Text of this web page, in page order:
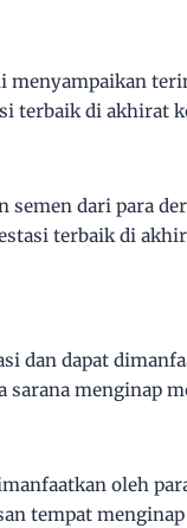
menyampaikan
terbaik di akhirat
semen dari para
terbaik di
dan dapat
menginap
oleh
tempat